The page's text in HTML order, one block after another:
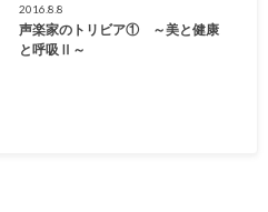
2016.8.8
声楽家のトリビア① ～美と健康
と呼吸Ⅱ～